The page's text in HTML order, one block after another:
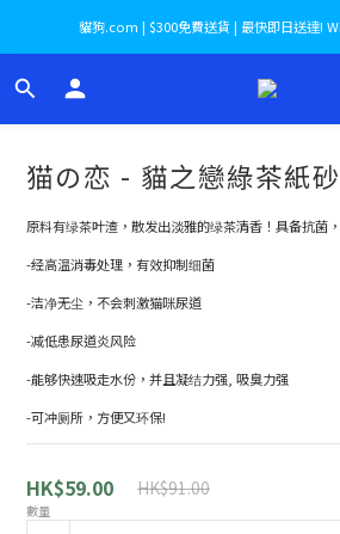
貓狗.com | $300免費送貨 | 最快即日送達!
猫の恋 - 貓之戀綠茶紙
原料有绿茶叶渣，散发出淡雅的绿茶清香！具备抗菌
-经高温消毒处理，有效抑制细菌
-洁净无尘，不会刺激猫咪尿道
-减低患尿道炎风险
-能够快速吸走水份，并且凝结力强, 吸臭力强
-可冲厕所，方便又环保!
HK$59.00 HK$91.00
數量